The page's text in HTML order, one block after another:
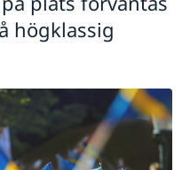
högklassig